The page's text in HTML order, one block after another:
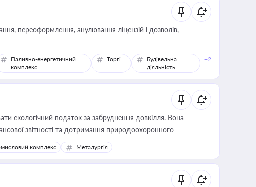
переоформлення, анулювання ліцензій і дозволів,
Паливно-енергетичний
комплекс
Торгівля
Будівельна
діяльність
+2
екологічний податок за забруднення довкілля. Вона
звітності та дотримання природоохоронного
комплекс Металургія